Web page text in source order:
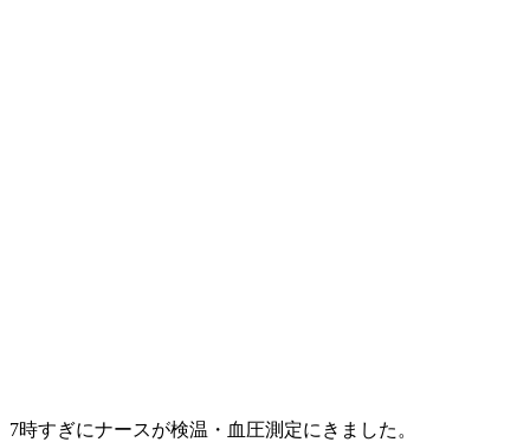
7時すぎにナースが検温・血圧測定にきました。